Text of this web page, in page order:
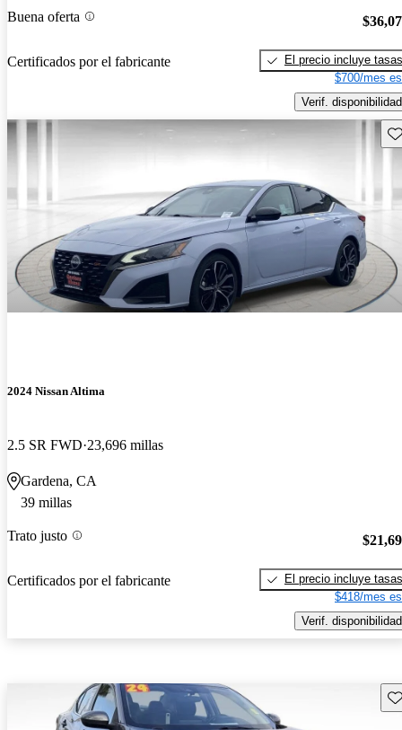
Buena oferta
Certificados por el fabricante
El precio incluye tasas
$700/mes
Verif. disponibilidad
2024 Nissan Altima
2.5 SR FWD 23,696 millas
Gardena, CA
39 millas
Trato justo
Certificados por el fabricante
El precio incluye tasas
$418/mes
Verif. disponibilidad